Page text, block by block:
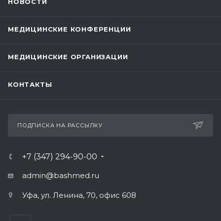
МЕДИЦИНСКИЕ КОНФЕРЕНЦИИ
МЕДИЦИНСКИЕ ОРГАНИЗАЦИИ
КОНТАКТЫ
ПОДПИСКА НА РАССЫЛКУ
+7 (347) 294-90-00
admin@bashmed.ru
Уфа, ул. Ленина, 70, офис 608